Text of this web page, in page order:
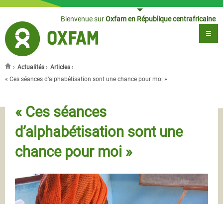
Jump to navigationBienvenue surOxfam en République centrafricaine
Vous êtes ici
› Actualités › Articles ›
« Ces séances d’alphabétisation sont une chance pour moi »
« Ces séances
d’alphabétisation sont une
chance pour moi »